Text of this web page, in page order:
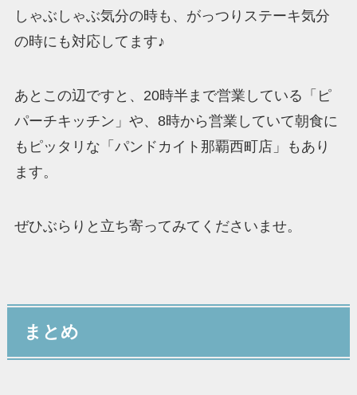
しゃぶしゃぶ気分の時も、がっつりステーキ気分
の時にも対応してます♪
あとこの辺ですと、20時半まで営業している「ピ
パーチキッチン」や、8時から営業していて朝食に
もピッタリな「パンドカイト那覇西町店」もあり
ます。
ぜひぶらりと立ち寄ってみてくださいませ。
まとめ